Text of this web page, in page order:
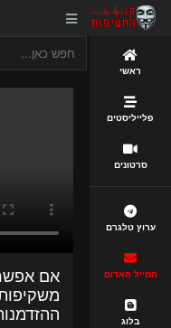
ראשי
פלייליסטים
סרטונים
ערוץ טלגרם
המייל האדום
בלוג
אם
ההזדמנות???